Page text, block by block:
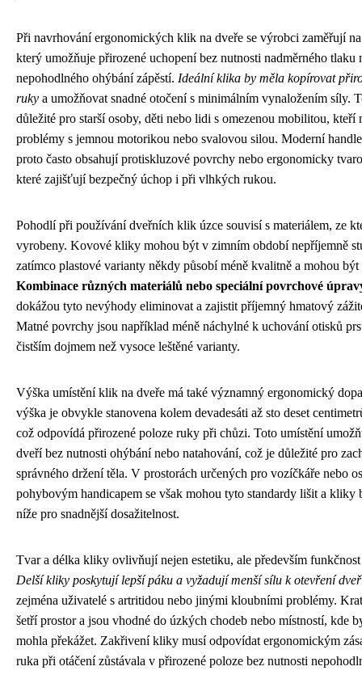
Při navrhování ergonomických klik na dveře se výrobci zaměřují
který umožňuje přirozené uchopení bez nutnosti nadměrného tlaku
nepohodlného ohýbání zápěstí. Ideální klika by měla kopírovat
ruky a umožňovat snadné otočení s minimálním vynaložením síly.
důležité pro starší osoby, děti nebo lidi s omezenou mobilitou, kteří
problémy s jemnou motorikou nebo svalovou silou. Moderní
proto často obsahují protiskluzové povrchy nebo ergonomicky
které zajišťují bezpečný úchop i při vlhkých rukou.
Pohodlí při používání dveřních klik úzce souvisí s materiálem, ze
vyrobeny. Kovové kliky mohou být v zimním období nepříjemně
zatímco plastové varianty někdy působí méně kvalitně a mohou
Kombinace různých materiálů nebo speciální povrchové
dokážou tyto nevýhody eliminovat a zajistit příjemný hmatový
Matné povrchy jsou například méně náchylné k uchování otisků
čistším dojmem než vysoce leštěné varianty.
Výška umístění klik na dveře má také významný ergonomický
výška je obvykle stanovena kolem devadesáti až sto deset
což odpovídá přirozené poloze ruky při chůzi. Toto umístění
dveří bez nutnosti ohýbání nebo natahování, což je důležité pro
správného držení těla. V prostorách určených pro vozíčkáře nebo
pohybovým handicapem se však mohou tyto standardy lišit a kliky
níže pro snadnější dosažitelnost.
Tvar a délka kliky ovlivňují nejen estetiku, ale především
Delší kliky poskytují lepší páku a vyžadují menší sílu k otevření
zejména uživatelé s artritidou nebo jinými kloubními problémy.
šetří prostor a jsou vhodné do úzkých chodeb nebo místností, kde
mohla překážet. Zakřivení kliky musí odpovídat ergonomickým
ruka při otáčení zůstávala v přirozené poloze bez nutnosti